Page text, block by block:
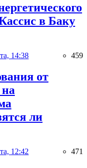
в Баку
14:38 459
от
ли
12:42 471